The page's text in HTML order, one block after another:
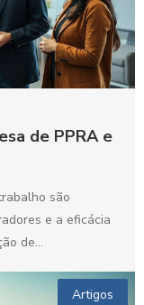
de PPRA e
são
e a eficácia
de...
Artigos